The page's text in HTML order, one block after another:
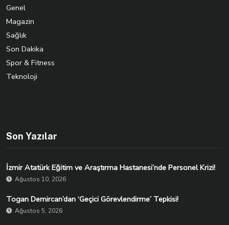
Genel
Magazin
Sağlık
Son Dakika
Spor & Fitness
Teknoloji
Son Yazılar
İzmir Atatürk Eğitim ve Araştırma Hastanesi’nde Personel Krizi!
Ağustos 10, 2026
Togan Demircan’dan ‘Geçici Görevlendirme’ Tepkisi!
Ağustos 5, 2026